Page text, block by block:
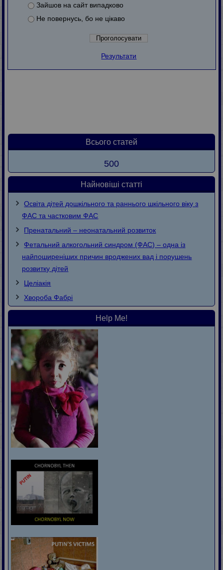
Зайшов на сайт випадково
Не повернусь, бо не цікаво
Результати
Всього статей
500
Найновіші статті
Освіта дітей дошкільного та раннього шкільного віку з
ФАС та частковим ФАС
Пренатальний – неонатальний розвиток
Фетальний алкогольний синдром (ФАС) – одна із
найпоширеніших причин вроджених вад і порушень
розвитку дітей
Целіакія
Хвороба Фaбpi
Help Me!